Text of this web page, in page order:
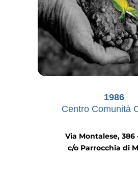
1986
Centro Comunità
Via Montalese, 386
c/o Parrocchia di